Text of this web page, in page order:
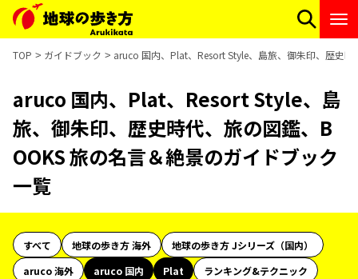
TOP ガイドブック aruco 国内、Plat、Resort Style、島旅、御朱印、歴史
aruco 国内、Plat、Resort Style、島
旅、御朱印、歴史時代、旅の図鑑、B
OOKS 旅の名言＆絶景のガイドブック
一覧
すべて 地球の歩き方 海外
地球の歩き方 Jシリーズ（国内）
aruco 海外
aruco 国内 Plat
ランキング&テクニック